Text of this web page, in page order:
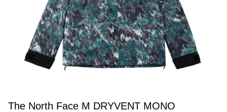
The North Face M DRYVENT MONO